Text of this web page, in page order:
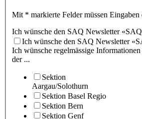
Mit * markierte Felder müssen Eingaben
Ich wünsche den SAQ Newsletter
Ich wünsche den SAQ Newsletter
Ich wünsche regelmässige
der ...
Sektion
Aargau/Solothurn
Sektion Basel Regio
Sektion Bern
Sektion Genf